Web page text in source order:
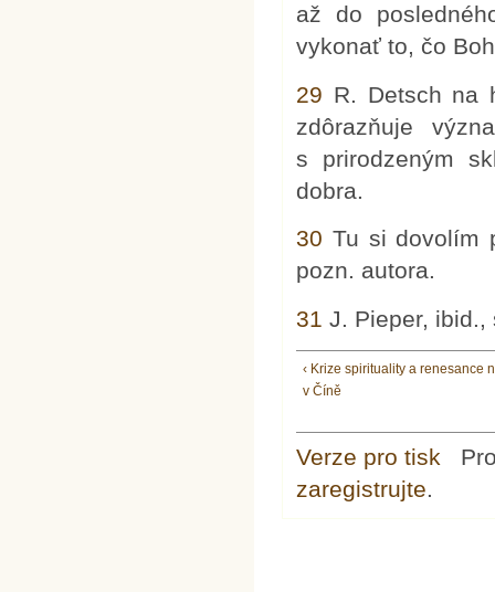
až do
vykonať to, čo
29 R. Detsch na
zdôrazňuje
s prirodzeným
dobra.
30 Tu si dovolím
pozn. autora.
31 J. Pieper, ibid.,
‹ Krize spirituality a renesance
v Číně
Verze pro tisk
zaregistrujte.